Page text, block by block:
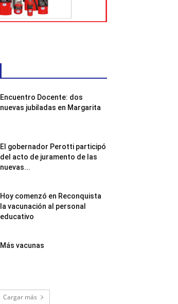
Encuentro Docente: dos
nuevas jubiladas en Margarita
El gobernador Perotti participó
del acto de juramento de las
nuevas...
Hoy comenzó en Reconquista
la vacunación al personal
educativo
Más vacunas
Cargar más